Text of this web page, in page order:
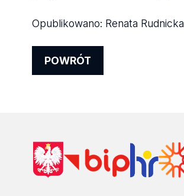
Opublikowano: Renata Rudnicka
POWRÓT